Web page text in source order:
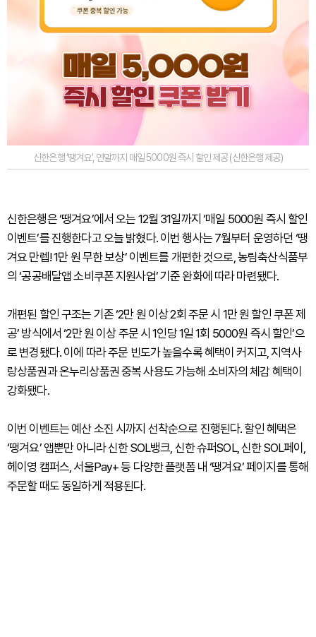
신한은행 ‘땡겨요’, 연말까지 매일 5000원 즉시 할인 제공 (신한은행 제공)
신한은행은 ‘땡겨요’에서 오는 12월 31일까지 ‘매일 5000원 즉시 할인
이벤트’를 진행한다고 오늘 밝혔다. 이번 행사는 7월부터 운영하던 ‘땡
겨요 만렙! 1만 원 무한 보상’ 이벤트를 개편한 것으로, 농림축산식품부
의 ‘공공배달앱 소비쿠폰 지원사업’ 기준 완화에 따라 마련됐다.
개편된 할인 구조는 기존 ‘2만 원 이상 2회 주문 시 1만 원 할인 쿠폰 제
공’ 방식에서 ‘2만 원 이상 주문 시 1인당 1일 1회 5000원 즉시 할인’으
로 변경됐다. 이에 따라 주문 빈도가 높을수록 혜택이 커지고, 지역사
랑상품권과 온누리상품권 중복 사용도 가능해 소비자의 체감 혜택이
강화됐다.
이번 이벤트는 예산 소진 시까지 선착순으로 진행된다. 할인 혜택은
‘땡겨요’ 앱뿐만 아니라 신한 SOL뱅크, 신한 슈퍼SOL, 신한 SOL페이,
헤이영 캠퍼스, 서울Pay+ 등 다양한 플랫폼 내 ‘땡겨요’ 페이지를 통해
주문할 때도 동일하게 적용된다.